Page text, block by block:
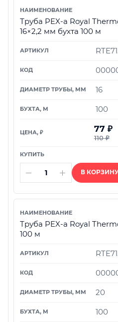
Труба PEX-а Royal
16×2,2 мм бухта 100 м
16
100
77 ₽
110₽
В
Труба PEX-а Royal
100 м
20
100